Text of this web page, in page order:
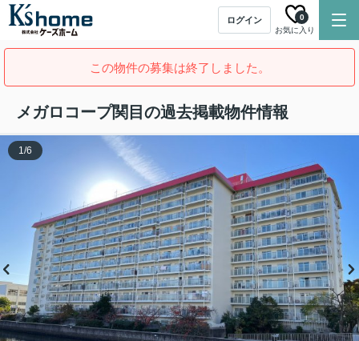
ログイン
お気に入り
0
この物件の募集は終了しました。
メガロコープ関目の過去掲載物件情報
1/6